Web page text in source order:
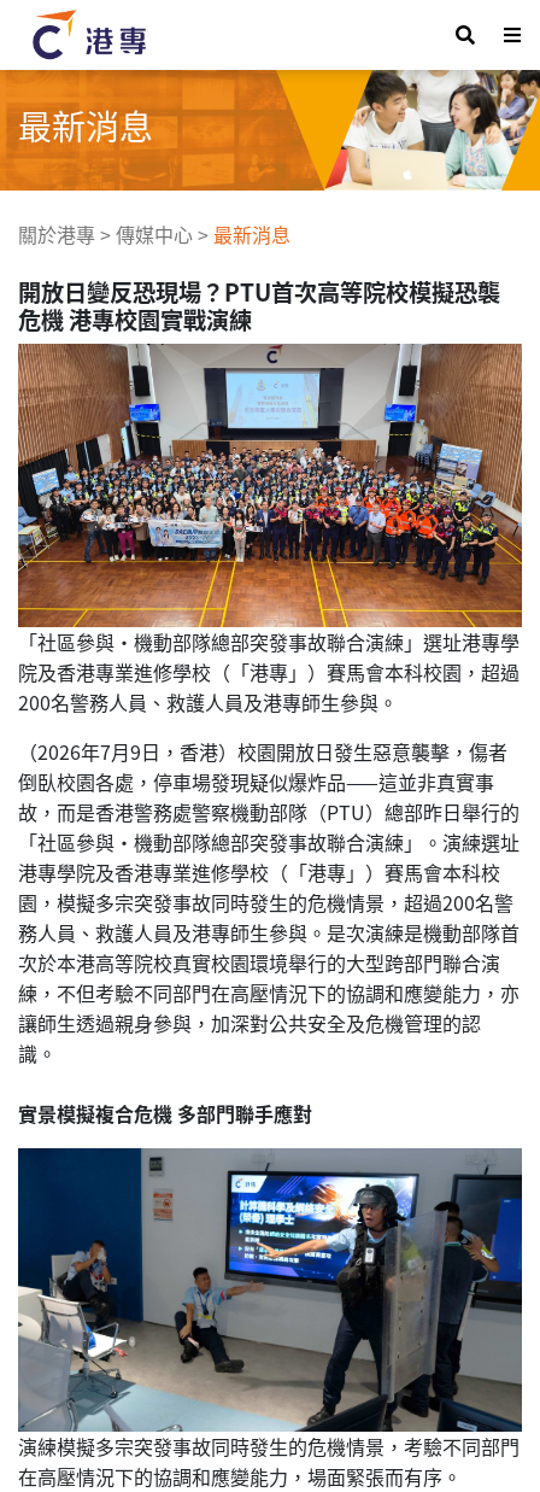
最新消息
關於港專>傳媒中心> 最新消息
開放日變反恐現場？PTU首次高等院校模擬恐襲
危機 港專校園實戰演練
「社區參與•機動部隊總部突發事故聯合演練」選址港專學
院及香港專業進修學校（「港專」）賽馬會本科校園，超過
200名警務人員、救護人員及港專師生參與。
（2026年7月9日，香港）校園開放日發生惡意襲擊，傷者
倒臥校園各處，停車場發現疑似爆炸品——這並非真實事
故，而是香港警務處警察機動部隊（PTU）總部昨日舉行的
「社區參與•機動部隊總部突發事故聯合演練」。演練選址
港專學院及香港專業進修學校（「港專」）賽馬會本科校
園，模擬多宗突發事故同時發生的危機情景，超過200名警
務人員、救護人員及港專師生參與。是次演練是機動部隊首
次於本港高等院校真實校園環境舉行的大型跨部門聯合演
練，不但考驗不同部門在高壓情況下的協調和應變能力，亦
讓師生透過親身參與，加深對公共安全及危機管理的認
識。
實景模擬複合危機 多部門聯手應對
演練模擬多宗突發事故同時發生的危機情景，考驗不同部門
在高壓情況下的協調和應變能力，場面緊張而有序。